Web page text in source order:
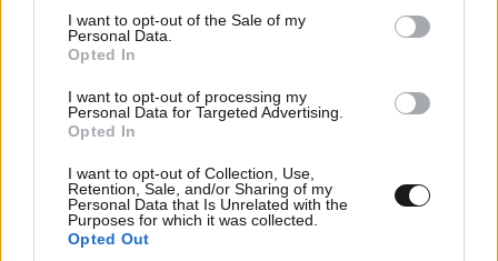
consent section.
I want to opt-out of the Sale of my
Personal Data.
Opted In
I want to opt-out of processing my
Personal Data for Targeted Advertising.
Opted In
I want to opt-out of Collection, Use,
Retention, Sale, and/or Sharing of my
Personal Data that Is Unrelated with the
Purposes for which it was collected.
Opted Out
Δίκαιος 1 19·07·2025 10:46
σοβαρότητας, αλλά αυτός ο κοντοστουπης το
τερμάτισε
Απαντήστε